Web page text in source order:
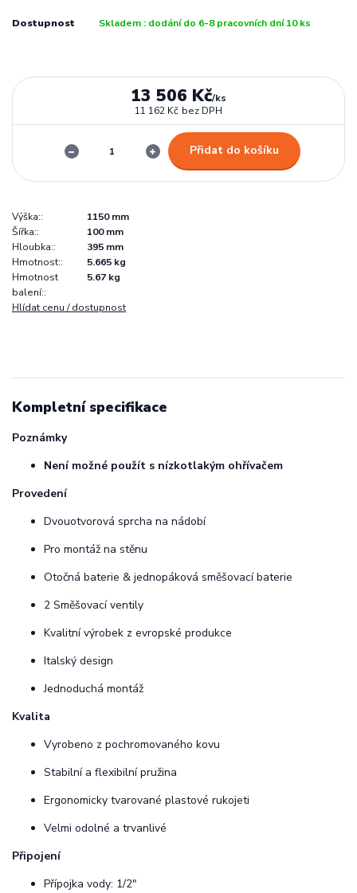
Dostupnost Skladem : dodání do 6-8 pracovních dní 10 ks
13 506 Kč/ks
11 162 Kč bez DPH
Přidat do košíku
Výška::
1150 mm
Šířka::
100 mm
Hloubka::
395 mm
Hmotnost::
5.665 kg
Hmotnost
balení::
5.67 kg
Hlídat cenu / dostupnost
Kompletní specifikace
Poznámky
Není možné použít s nízkotlakým ohřívačem
Provedení
Dvouotvorová sprcha na nádobí
Pro montáž na stěnu
Otočná baterie & jednopáková směšovací baterie
2 Směšovací ventily
Kvalitní výrobek z evropské produkce
Italský design
Jednoduchá montáž
Kvalita
Vyrobeno z pochromovaného kovu
Stabilní a flexibilní pružina
Ergonomicky tvarované plastové rukojeti
Velmi odolné a trvanlivé
Připojení
Přípojka vody: 1/2"